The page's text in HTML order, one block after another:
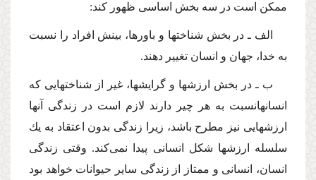
ممكن است در سه بخش اساسى ظهور كند:
الف ـ در بخش شناختها و باورها، بینش افراد را نسبت
به خدا، جهان و انسان تغییر دهند.
ب ـ در بخش ارزشها و گرایشها، غیر از شناختهایى كه
انسانهانسبت به هر چیر دارند لازم است در زندگى آنها
ارزشهایى نیز مطرح باشد، زیرا زندگى بدون اعتقاد به یك
سلسله ارزشها شكل انسانى پیدا نمى‌كند. وقتى زندگى
انسان، انسانى و ممتاز از زندگى سایر حیوانات خواهد بود